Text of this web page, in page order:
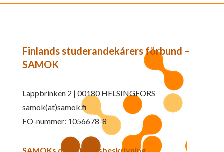
Finlands studerandekårers förbund –
SAMOK
Lappbrinken 2 | 00180 HELSINGFORS
samok(at)samok.fi
FO-nummer: 1056678-8
SAMOKs dataskyddsbeskrivning